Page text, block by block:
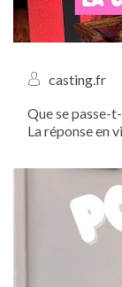
casting.fr
Que se passe-
La réponse en
Normandie...